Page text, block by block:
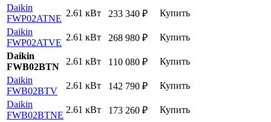
Daikin
FWP02ATNE
2.61 кВт 233 340 ₽
Купить
Daikin
FWP02ATVE
2.61 кВт 268 980 ₽
Купить
Daikin
FWB02BTN
2.61 кВт 110 080 ₽
Купить
Daikin
FWB02BTV
2.61 кВт 142 790 ₽
Купить
Daikin
FWB02BTNE
2.61 кВт 173 260 ₽
Купить